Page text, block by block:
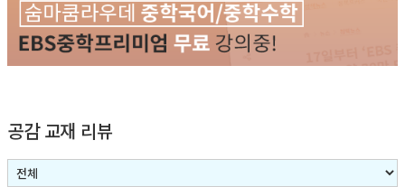
공감 교재 리뷰